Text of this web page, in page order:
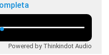
Powered by Thinkindot Audio